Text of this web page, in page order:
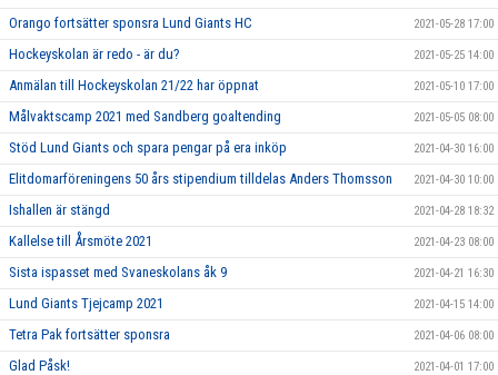
Orango fortsätter sponsra Lund Giants HC 2021-05-28 17:00
Hockeyskolan är redo - är du? 2021-05-25 14:00
Anmälan till Hockeyskolan 21/22 har öppnat 2021-05-10 17:00
Målvaktscamp 2021 med Sandberg goaltending 2021-05-05 08:00
Stöd Lund Giants och spara pengar på era inköp 2021-04-30 16:00
Elitdomarföreningens 50 års stipendium tilldelas Anders Thomsson 2021-04-30 10:00
Ishallen är stängd 2021-04-28 18:32
Kallelse till Årsmöte 2021 2021-04-23 08:00
Sista ispasset med Svaneskolans åk 9 2021-04-21 16:30
Lund Giants Tjejcamp 2021 2021-04-15 14:00
Tetra Pak fortsätter sponsra 2021-04-06 08:00
Glad Påsk! 2021-04-01 17:00